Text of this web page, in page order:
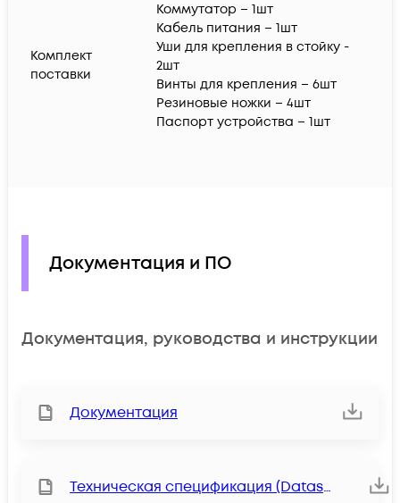
Комплект
поставки
Коммутатор – 1шт
Кабель питания – 1шт
Уши для крепления в стойку -
2шт
Винты для крепления – 6шт
Резиновые ножки – 4шт
Паспорт устройства – 1шт
Документация и ПО
Документация, руководства и инструкции
Документация
Техническая спецификация (Datasheet)